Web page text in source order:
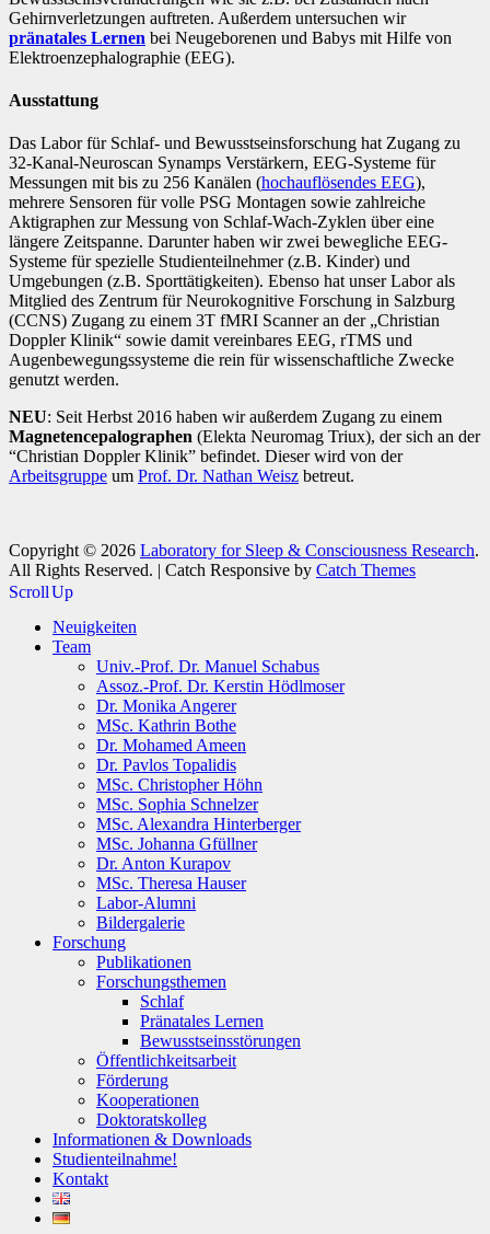
Gehirnverletzungen auftreten. Außerdem untersuchen wir
pränatales Lernen bei Neugeborenen und Babys mit Hilfe von
Elektroenzephalographie (EEG).
Ausstattung
Das Labor für Schlaf- und Bewusstseinsforschung hat Zugang zu
32-Kanal-Neuroscan Synamps Verstärkern, EEG-Systeme für
Messungen mit bis zu 256 Kanälen (hochauflösendes EEG),
mehrere Sensoren für volle PSG Montagen sowie zahlreiche
Aktigraphen zur Messung von Schlaf-Wach-Zyklen über eine
längere Zeitspanne. Darunter haben wir zwei bewegliche EEG-
Systeme für spezielle Studienteilnehmer (z.B. Kinder) und
Umgebungen (z.B. Sporttätigkeiten). Ebenso hat unser Labor als
Mitglied des Zentrum für Neurokognitive Forschung in Salzburg
(CCNS) Zugang zu einem 3T fMRI Scanner an der „Christian
Doppler Klinik“ sowie damit vereinbares EEG, rTMS und
Augenbewegungssysteme die rein für wissenschaftliche Zwecke
genutzt werden.
NEU: Seit Herbst 2016 haben wir außerdem Zugang zu einem
Magnetencepalographen (Elekta Neuromag Triux), der sich an der
“Christian Doppler Klinik” befindet. Dieser wird von der
Arbeitsgruppe um Prof. Dr. Nathan Weisz betreut.
Copyright © 2026 Laboratory for Sleep & Consciousness Research.
All Rights Reserved. | Catch Responsive by Catch Themes
Scroll Up
Neuigkeiten
Team
Univ.-Prof. Dr. Manuel Schabus
Assoz.-Prof. Dr. Kerstin Hödlmoser
Dr. Monika Angerer
MSc. Kathrin Bothe
Dr. Mohamed Ameen
Dr. Pavlos Topalidis
MSc. Christopher Höhn
MSc. Sophia Schnelzer
MSc. Alexandra Hinterberger
MSc. Johanna Gfüllner
Dr. Anton Kurapov
MSc. Theresa Hauser
Labor-Alumni
Bildergalerie
Forschung
Publikationen
Forschungsthemen
Schlaf
Pränatales Lernen
Bewusstseinsstörungen
Öffentlichkeitsarbeit
Förderung
Kooperationen
Doktoratskolleg
Informationen & Downloads
Studienteilnahme!
Kontakt